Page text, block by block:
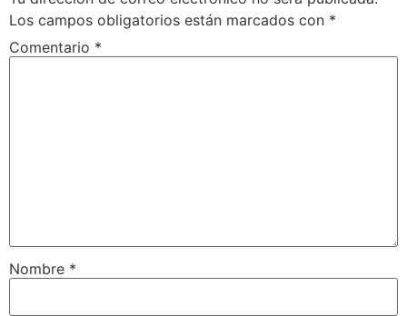
Los campos obligatorios están marcados con *
Comentario *
Nombre *